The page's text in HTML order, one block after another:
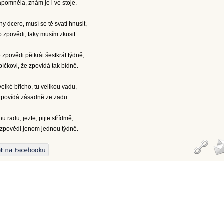
znám je i ve stoje.
dcero, musí se tě svatí hnusit,
zpovědi, taky musím zkusit.
zpovědi pětkrát šestkrát týdně,
že zpovídá tak bídně.
břicho, tu velikou vadu,
zásadně ze zadu.
radu, jezte, pijte střídmě,
jenom jednou týdně.